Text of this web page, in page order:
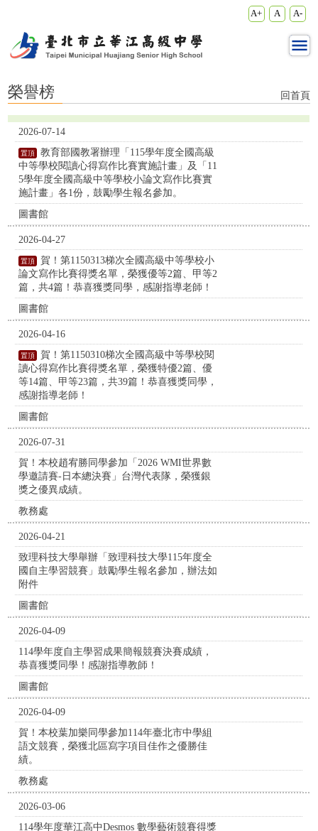
A+ A A-
榮譽榜 - 華江高級中學
榮譽榜 回首頁
2026-07-14
教育部國教署辦理「115學年度全國高級
中等學校閱讀心得寫作比賽實施計畫」及「11
5學年度全國高級中等學校小論文寫作比賽實
施計畫」各1份，鼓勵學生報名參加。
圖書館
2026-04-27
賀！第1150313梯次全國高級中等學校小
論文寫作比賽得獎名單，榮獲優等2篇、甲等2
篇，共4篇！恭喜獲獎同學，感謝指導老師！
圖書館
2026-04-16
賀！第1150310梯次全國高級中等學校閱
讀心得寫作比賽得獎名單，榮獲特優2篇、優
等14篇、甲等23篇，共39篇！恭喜獲獎同學，
感謝指導老師！
圖書館
2026-07-31
賀！本校趙宥勝同學參加「2026 WMI世界數
學邀請賽-日本總決賽」台灣代表隊，榮獲銀
獎之優異成績。
教務處
2026-04-21
致理科技大學舉辦「致理科技大學115年度全
國自主學習競賽」鼓勵學生報名參加，辦法如
附件
圖書館
2026-04-09
114學年度自主學習成果簡報競賽決賽成績，
恭喜獲獎同學！感謝指導教師！
圖書館
2026-04-09
賀！本校葉加樂同學參加114年臺北市中學組
語文競賽，榮獲北區寫字項目佳作之優勝佳
績。
教務處
2026-03-06
114學年度華江高中Desmos 數學藝術競賽得獎